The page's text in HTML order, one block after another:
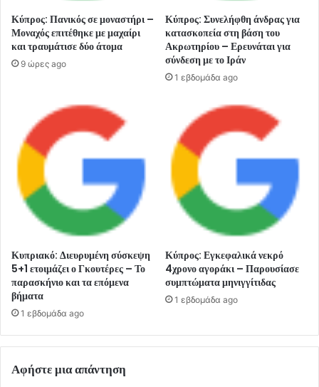
Κύπρος: Πανικός σε μοναστήρι –
Μοναχός επιτέθηκε με μαχαίρι
και τραυμάτισε δύο άτομα
9 ώρες ago
Κύπρος: Συνελήφθη άνδρας για
κατασκοπεία στη βάση του
Ακρωτηρίου – Ερευνάται για
σύνδεση με το Ιράν
1 εβδομάδα ago
Κυπριακό: Διευρυμένη σύσκεψη
5+1 ετοιμάζει ο Γκουτέρες – Το
παρασκήνιο και τα επόμενα
βήματα
1 εβδομάδα ago
Κύπρος: Εγκεφαλικά νεκρό
4χρονο αγοράκι – Παρουσίασε
συμπτώματα μηνιγγίτιδας
1 εβδομάδα ago
Αφήστε μια απάντηση